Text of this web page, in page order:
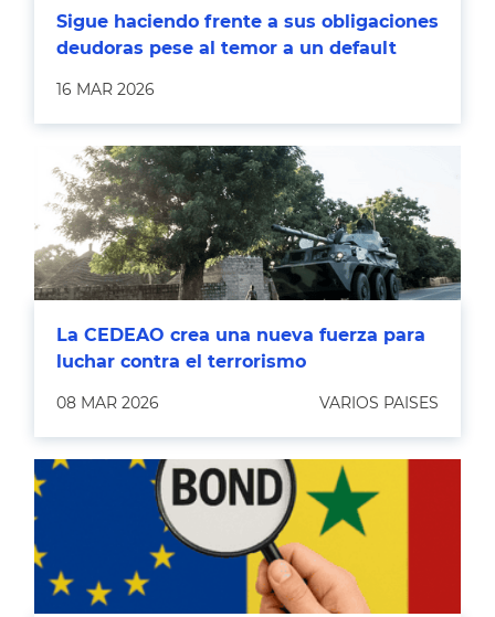
Sigue haciendo frente a sus obligaciones
deudoras pese al temor a un default
16 MAR 2026
La CEDEAO crea una nueva fuerza para
luchar contra el terrorismo
08 MAR 2026 VARIOS PAISES